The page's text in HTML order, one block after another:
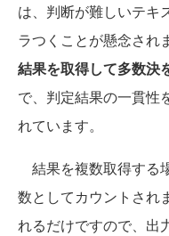
は、判断が難しいテキ
ラつくことが懸念され
結果を取得して多数決
で、判定結果の一貫性
れています。
結果を複数取得する
数としてカウントされ
れるだけですので、出